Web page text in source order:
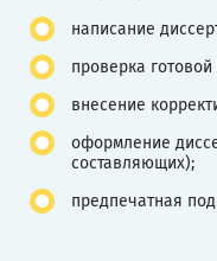
написание
проверка
внесение
оформление
составляющих);
предпечатная